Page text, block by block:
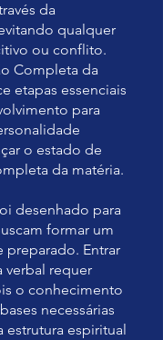
da
qualquer
ou conflito.
Completa da
etapas essenciais
para
o estado de
da matéria.
desenhado para
formar um
preparado. Entrar
verbal requer
o conhecimento
necessárias
estrutura espiritual